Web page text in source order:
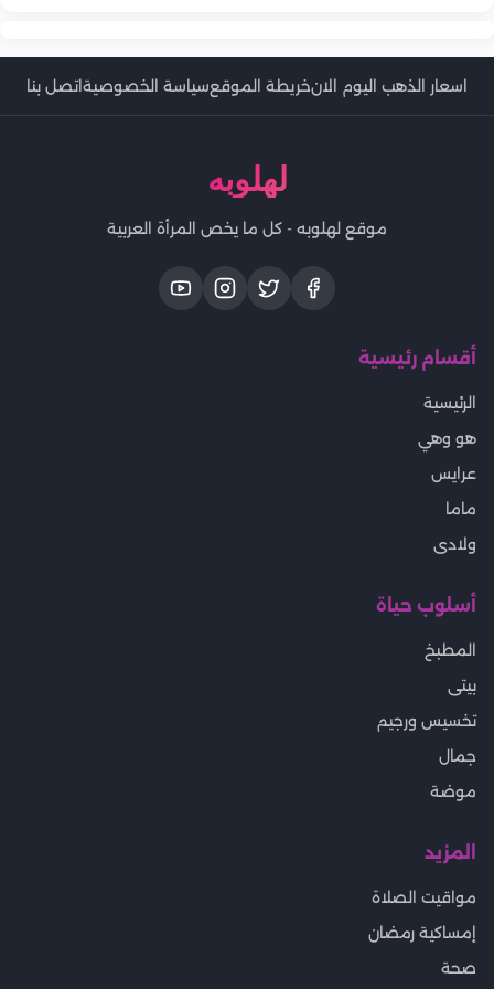
اسعار الذهب اليوم الانخريطة الموقعسياسة الخصوصيةاتصل بنا
لهلوبه
موقع لهلوبه - كل ما يخص المرأة العربية
أقسام رئيسية
الرئيسية
هو وهي
عرايس
ماما
ولادى
أسلوب حياة
المطبخ
بيتى
تخسيس ورجيم
جمال
موضة
المزيد
مواقيت الصلاة
إمساكية رمضان
صحة